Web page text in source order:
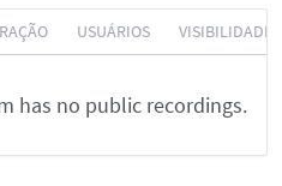
USUÁRIOS VISIBILIDADE
has no public recordings.